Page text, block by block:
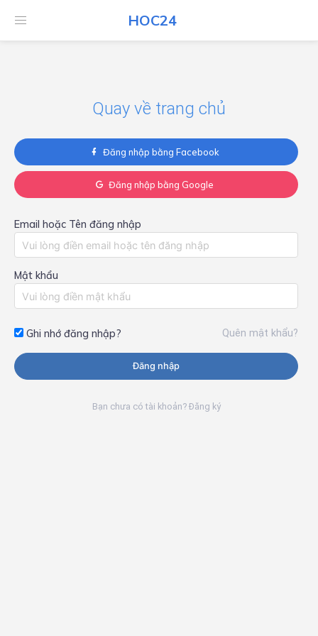
HOC24
HOC24
Quay về trang chủ
Đăng nhập bằng Facebook
Đăng nhập bằng Google
Email hoặc Tên đăng nhập
Mật khẩu
Ghi nhớ đăng nhập? Quên mật khẩu?
Đăng nhập
Bạn chưa có tài khoản? Đăng ký